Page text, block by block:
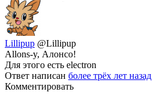
Lillipup @Lillipup
Allons-y, Алонсо!
Для этого есть electron
Ответ написан более трёх лет назад
Комментировать